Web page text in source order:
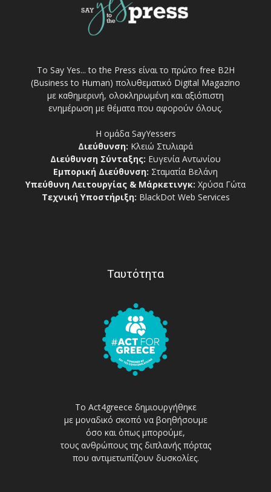
Το Say Yes... to the Press είναι το πρώτο free Β2Η
(Business to Human) πολυθεματικό Digital Magazino
με καθημερινή, ολοκληρωμένη και αξιόπιστη
ενημέρωση με θέματα που αφορούν όλους.
Η ομάδα SayYessers
Διεύθυνση: Κλειώ Στυλιαρά
Διεύθυνση Σύνταξης: Ευγενία Αντωνίου
Εμπορική Διεύθυνση: Σταματία Βελάνη
Υπεύθυνη Λειτουργίας & Μάρκετινγκ: Χρύσα Γώτα
Τεχνική Υποστήριξη: BlackDot Web Services
Ταυτότητα
Το Act4greece δημιουργήθηκε
με μοναδικό σκοπό να βοηθήσουμε
όσο και όπως μπορούμε,
τους ανθρώπους της διπλανής πόρτας
που αντιμετωπίζουν δυσκολίες.